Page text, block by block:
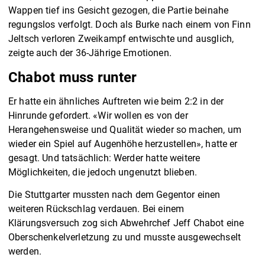
Wappen tief ins Gesicht gezogen, die Partie beinahe
regungslos verfolgt. Doch als Burke nach einem von Finn
Jeltsch verloren Zweikampf entwischte und ausglich,
zeigte auch der 36-Jährige Emotionen.
Chabot muss runter
Er hatte ein ähnliches Auftreten wie beim 2:2 in der
Hinrunde gefordert. «Wir wollen es von der
Herangehensweise und Qualität wieder so machen, um
wieder ein Spiel auf Augenhöhe herzustellen», hatte er
gesagt. Und tatsächlich: Werder hatte weitere
Möglichkeiten, die jedoch ungenutzt blieben.
Die Stuttgarter mussten nach dem Gegentor einen
weiteren Rückschlag verdauen. Bei einem
Klärungsversuch zog sich Abwehrchef Jeff Chabot eine
Oberschenkelverletzung zu und musste ausgewechselt
werden.